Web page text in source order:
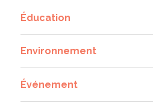
Éducation
Environnement
Événement